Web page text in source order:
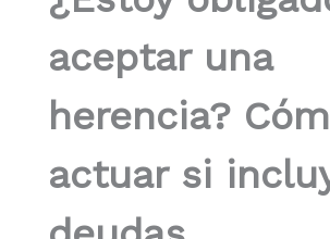
aceptar una
herencia?
actuar si